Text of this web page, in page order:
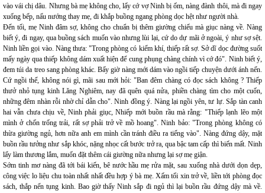
vào vái chị dâu. Nhưng bà mẹ không cho, lấy cớ vợ Ninh bị ốm, nàng đành thôi, mà đi ngay
xuống bếp, nấu nướng thay mẹ, đi khắp buồng ngang phòng dọc hệt như người nhà.
Đến tối, mẹ Ninh đâm sợ, không cho chuẩn bị thêm giường chiếu mà giục nàng về. Nàng
biết ý, đi ngay, qua buồng sách muốn vào nhưng lùi lại, cứ do dự mãi ở ngoài, ý như sợ sệt.
Ninh liền gọi vào. Nàng thưa: "Trong phòng có kiếm khí, thiếp rất sợ. Sở dĩ dọc đường suốt
mấy ngày qua thiếp không dám xuất hiện để cung phụng chàng chính vì cớ đó". Ninh biết ý,
đem túi da treo sang phòng khác. Bấy giờ nàng mới dám vào ngồi tiếp chuyện dưới ánh nến.
Cứ ngồi thế, không nói gì, mãi sau mới hỏi: "Ban đêm chàng có đọc sách không ? Thiếp
thưở nhỏ tụng kinh Lăng Nghiêm, nay đã quên quá nửa, phiền chàng tìm cho một cuốn,
những đêm nhàn rỗi nhờ chỉ dẫn cho". Ninh đồng ý. Nàng lại ngồi yên, tư lự. Sắp tàn canh
hai vẫn chưa chịu về, Ninh phải giục, Nhiếp mới buồn rầu mà rằng: "Thiếp lạnh lẽo một
mình ở chốn trống trải, rất sợ phải trở về mồ hoang". Ninh bảo: "Trong phòng không có
thừa giường ngủ, hơn nữa anh em mình cần tránh điều ra tiếng vào". Nàng đứng dậy, mặt
buồn rầu tưởng như sắp khóc, nặng nhọc cất bước trở ra, qua bậc tam cấp thì biến mất. Ninh
lấy làm thương lắm, muốn đặt thêm cái giường nữa nhưng lại sợ mẹ giận.
Sớm tinh mơ nàng đã tới bái kiến, bê nước hầu mẹ rửa mặt, sau xuống nhà dưới dọn dẹp,
công việc lo liệu chu toàn nhất nhất đều hợp ý bà mẹ. Xấm tối xin trở về, liền tới phòng đọc
sách, thắp nến tụng kinh. Bao giờ thấy Ninh sắp đi ngủ thì lại buồn rầu đứng dậy mà về.